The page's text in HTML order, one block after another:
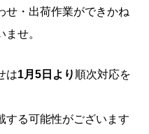
せ・出荷作業ができかね
せ。
は1月5日より 順次対応を
する可能性がございます